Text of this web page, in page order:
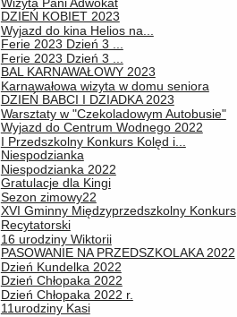
DZIEŃ KOBIET 2023
Wyjazd do kina Helios na...
Ferie 2023 Dzień 3 ...
Ferie 2023 Dzień 3 ...
BAL KARNAWAŁOWY 2023
Karnawałowa wizyta w domu seniora
DZIEŃ BABCI I DZIADKA 2023
Warsztaty w "Czekoladowym Autobusie"
Wyjazd do Centrum Wodnego 2022
I Przedszkolny Konkurs Kolęd i...
Niespodzianka
Niespodzianka 2022
Gratulacje dla Kingi
Sezon zimowy22
XVI Gminny Międzyprzedszkolny Konkurs
Recytatorski
16 urodziny Wiktorii
PASOWANIE NA PRZEDSZKOLAKA 2022
Dzień Kundelka 2022
Dzień Chłopaka 2022
Dzień Chłopaka 2022 r.
11urodziny Kasi